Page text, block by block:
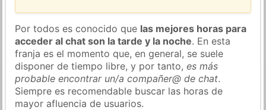
Por todos es conocido que las mejores horas para
acceder al chat son la tarde y la noche. En esta
franja es el momento que, en general, se suele
disponer de tiempo libre, y por tanto,es más
probable encontrar un/a compañer@ de chat.
Siempre es recomendable buscar las horas de
mayor afluencia de usuarios.